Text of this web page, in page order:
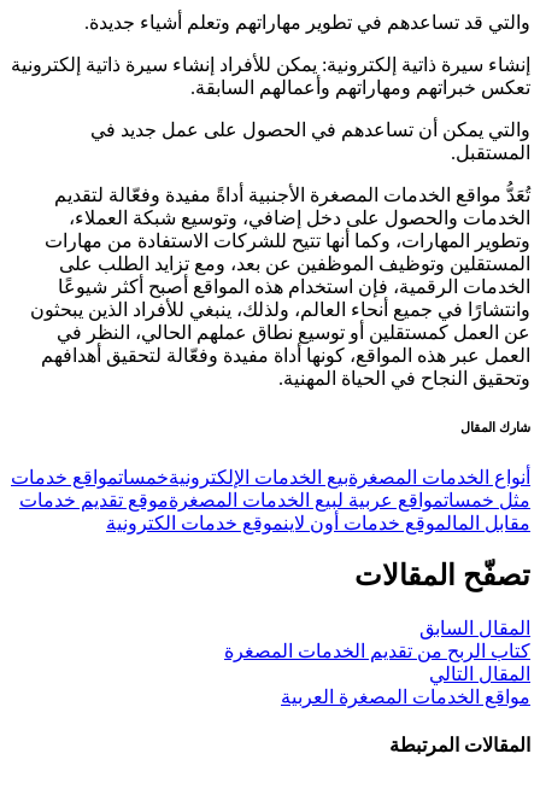
والتي قد تساعدهم في تطوير مهاراتهم وتعلم أشياء جديدة.
إنشاء سيرة ذاتية إلكترونية: يمكن للأفراد إنشاء سيرة ذاتية إلكترونية
تعكس خبراتهم ومهاراتهم وأعمالهم السابقة.
والتي يمكن أن تساعدهم في الحصول على عمل جديد في
المستقبل.
تُعَدُّ مواقع الخدمات المصغرة الأجنبية أداةً مفيدة وفعّالة لتقديم
الخدمات والحصول على دخل إضافي، وتوسيع شبكة العملاء،
وتطوير المهارات، وكما أنها تتيح للشركات الاستفادة من مهارات
المستقلين وتوظيف الموظفين عن بعد، ومع تزايد الطلب على
الخدمات الرقمية، فإن استخدام هذه المواقع أصبح أكثر شيوعًا
وانتشارًا في جميع أنحاء العالم، ولذلك، ينبغي للأفراد الذين يبحثون
عن العمل كمستقلين أو توسيع نطاق عملهم الحالي، النظر في
العمل عبر هذه المواقع، كونها أداة مفيدة وفعّالة لتحقيق أهدافهم
وتحقيق النجاح في الحياة المهنية.
شارك المقال
أنواع الخدمات المصغرةبيع الخدمات الإلكترونيةخمساتمواقع خدمات
مثل خمساتمواقع عربية لبيع الخدمات المصغرةموقع تقديم خدمات
مقابل المالموقع خدمات أون لاينموقع خدمات الكترونية
تصفّح المقالات
المقال السابق
كتاب الربح من تقديم الخدمات المصغرة
المقال التالي
مواقع الخدمات المصغرة العربية
المقالات المرتبطة